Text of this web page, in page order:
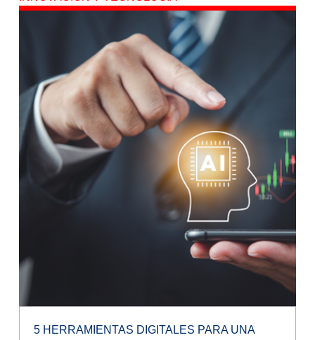
5 HERRAMIENTAS DIGITALES PARA UNA